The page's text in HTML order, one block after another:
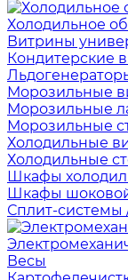
Холодильное
Витрины
Кондитерские
Морозильные
Морозильные
Морозильные
Холодильные
Холодильные
Шкафы
Шкафы
Сплит-системы
Весы